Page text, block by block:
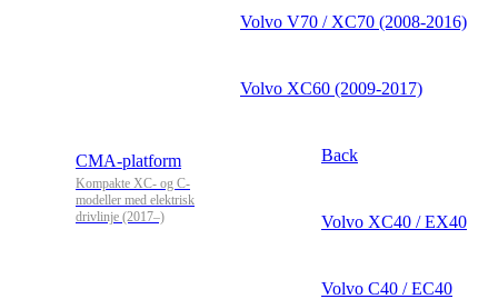
Volvo V70 / XC70 (2008-2016)
Volvo XC60 (2009-2017)
CMA-platform
Kompakte XC- og C-
modeller med elektrisk
drivlinje (2017–)
Back
Volvo XC40 / EX40
Volvo C40 / EC40